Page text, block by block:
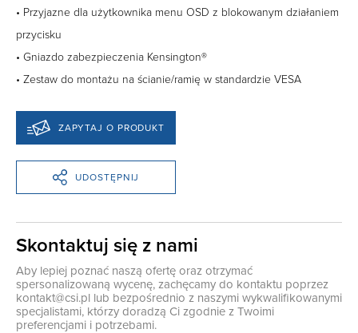
• Przyjazne dla użytkownika menu OSD z blokowanym działaniem
przycisku
• Gniazdo zabezpieczenia Kensington®
• Zestaw do montażu na ścianie/ramię w standardzie VESA
ZAPYTAJ O PRODUKT
UDOSTĘPNIJ
Skontaktuj się z nami
Aby lepiej poznać naszą ofertę oraz otrzymać
spersonalizowaną wycenę, zachęcamy do kontaktu poprzez
kontakt@csi.pl lub bezpośrednio z naszymi wykwalifikowanymi
specjalistami, którzy doradzą Ci zgodnie z Twoimi
preferencjami i potrzebami.